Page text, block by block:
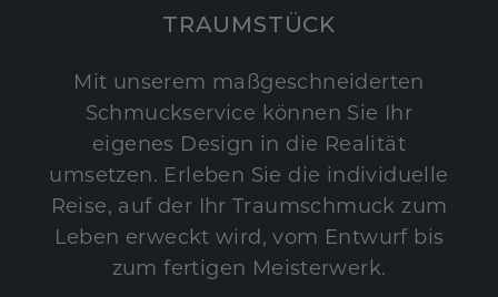
TRAUMSTÜCK
Mit unserem maßgeschneiderten
Schmuckservice können Sie Ihr
eigenes Design in die Realität
umsetzen. Erleben Sie die individuelle
Reise, auf der Ihr Traumschmuck zum
Leben erweckt wird, vom Entwurf bis
zum fertigen Meisterwerk.